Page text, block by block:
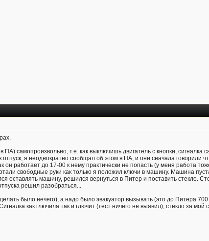
самопроизвольно, т.е. как выключишь двигатель с кнопки,
я неоднократно сообщал об этом в ПА, и они сначала говорили
он работает до 17-00 к нему практически не попасть (у меня работа
свободные руки как только я положил ключи в машину. Машина
оставлять машину, решился вернуться в Питер и поставить стекло.
решил разобраться...
было нечего), а надо было эвакуатор вызывать (это до Питера
как глючила так и глючит (тест ничего не выявил), стекло за мой